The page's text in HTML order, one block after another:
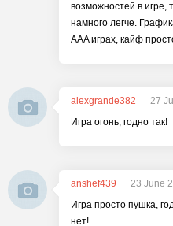
возможностей в игре,
намного легче.
AAA играх, кайф
alexgrande382
27
Игра огонь, годно так!
anshef439
23 June
Игра просто пушка,
нет!